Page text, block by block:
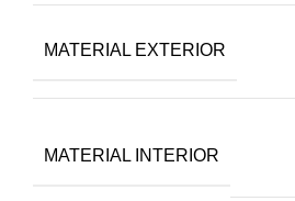
MATERIAL EXTERIOR
MATERIAL INTERIOR